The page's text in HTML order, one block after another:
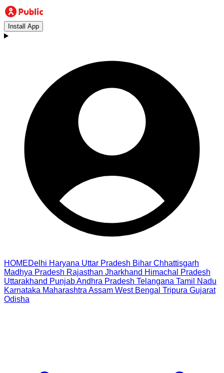
Install App
HOMEDelhi Haryana Uttar Pradesh Bihar Chhattisgarh
Madhya Pradesh Rajasthan Jharkhand Himachal Pradesh
Uttarakhand PunjabAndhra Pradesh Telangana Tamil Nadu
Karnataka Maharashtra Assam West Bengal Tripura Gujarat
Odisha